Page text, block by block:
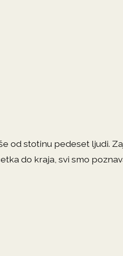
od stotinu pedeset ljudi.
do kraja, svi smo